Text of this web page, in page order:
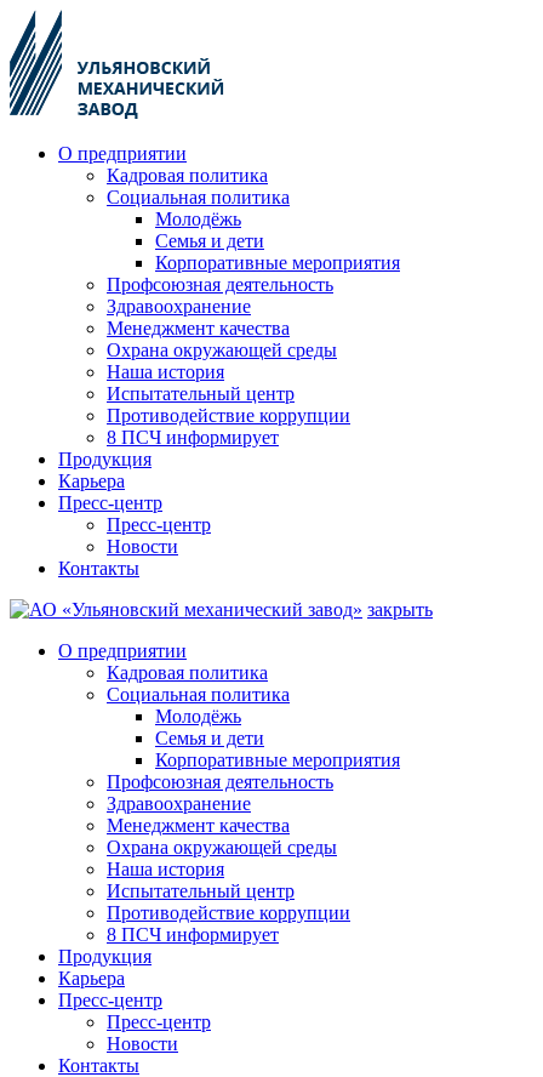
О предприятии
Кадровая политика
Социальная политика
Молодёжь
Семья и дети
Корпоративные мероприятия
Профсоюзная деятельность
Здравоохранение
Менеджмент качества
Охрана окружающей среды
Наша история
Испытательный центр
Противодействие коррупции
8 ПСЧ информирует
Продукция
Карьера
Пресс-центр
Пресс-центр
Новости
Контакты
закрыть
О предприятии
Кадровая политика
Социальная политика
Молодёжь
Семья и дети
Корпоративные мероприятия
Профсоюзная деятельность
Здравоохранение
Менеджмент качества
Охрана окружающей среды
Наша история
Испытательный центр
Противодействие коррупции
8 ПСЧ информирует
Продукция
Карьера
Пресс-центр
Пресс-центр
Новости
Контакты